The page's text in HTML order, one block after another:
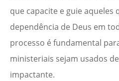
que capacite e guie aqueles
dependência de Deus em
processo é fundamental
ministeriais sejam usados
impactante.